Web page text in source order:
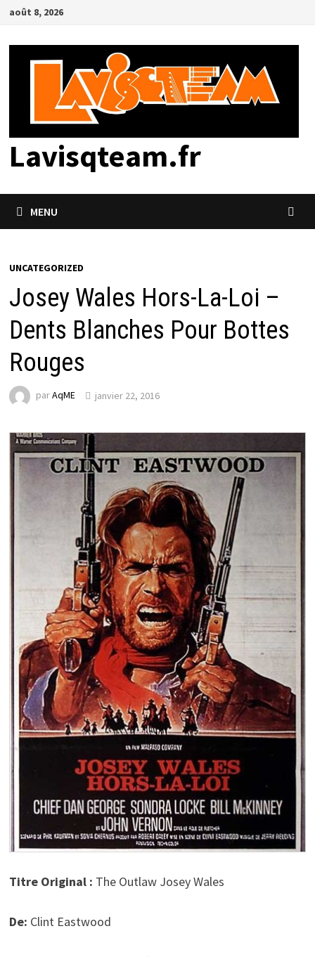
Passer
contenu
août 8, 2026
Lavisqteam.fr
MENU
UNCATEGORIZED
Josey Wales Hors-La-Loi –
Dents Blanches Pour Bottes
Rouges
parAqME janvier 22, 2016
Titre Original : The Outlaw Josey Wales
De: Clint Eastwood